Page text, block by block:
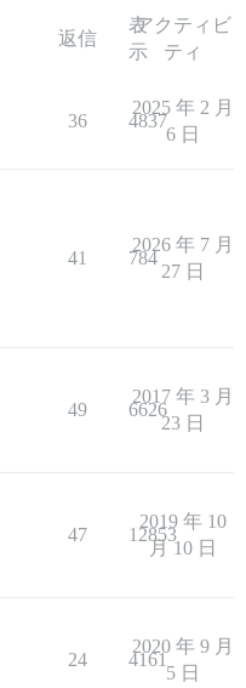
返信
表
示
アクティビ
ティ
36 4837
2025 年 2 月
6 日
41 784
2026 年 7 月
27 日
49 6626
2017 年 3 月
23 日
47 12853
2019 年 10
月 10 日
24 4161
2020 年 9 月
5 日